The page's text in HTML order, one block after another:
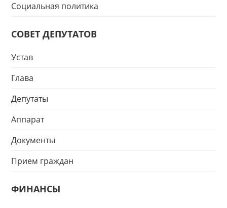
Социальная политика
СОВЕТ ДЕПУТАТОВ
Устав
Глава
Депутаты
Аппарат
Документы
Прием граждан
ФИНАНСЫ